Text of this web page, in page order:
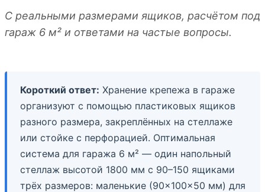
С реальными размерами ящиков, расчётом под
гараж 6 м² и ответами на частые вопросы.
Короткий ответ: Хранение крепежа в гараже
организуют с помощью пластиковых ящиков
разного размера, закреплённых на стеллаже
или стойке с перфорацией. Оптимальная
система для гаража 6 м² — один напольный
стеллаж высотой 1800 мм с 90–150 ящиками
трёх размеров: маленькие (90×100×50 мм) для